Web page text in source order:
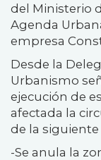
del Ministerio
Agenda
empresa
Desde la
Urbanismo
ejecución de
afectada la
de la siguiente
-Se anula la